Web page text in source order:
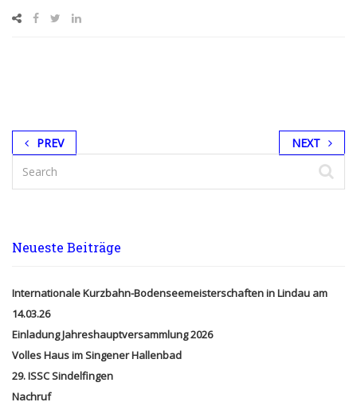
PREV NEXT
Neueste Beiträge
Internationale Kurzbahn-Bodenseemeisterschaften in Lindau am
14.03.26
Einladung Jahreshauptversammlung 2026
Volles Haus im Singener Hallenbad
29. ISSC Sindelfingen
Nachruf